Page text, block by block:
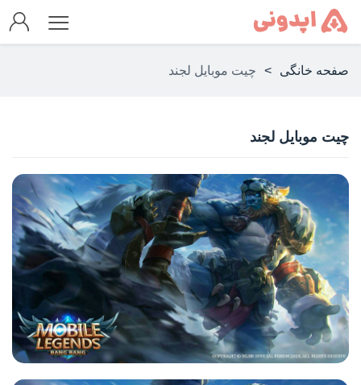
صفحه خانگی > چیت موبایل لجند
چیت موبایل لجند